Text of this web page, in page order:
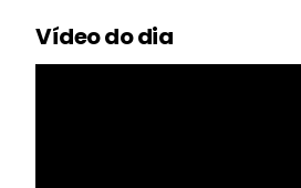
Vídeo do dia